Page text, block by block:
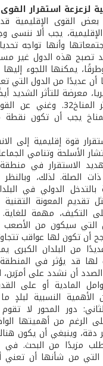
القوى الإقليمية
الإقليمية، يجب ألا
وأنها تواجه
تصبح هذه الدول غير
يمكنها اللجوء
أن عديدًا من الدول التي
معرضة للتأثر الشديد
مختلفة، بسبب تغيّر
يجب أن تكون
قوة إقليمية إلى
الأسلحة وتنامي
الاستقرار في منطقة
الصلة. لذلك، وبالنظر
بالتدخل الدولي في
تقديم المعونة
التكيف، مهمة للغاية.
التي سيكون من الأصعب
أن تكون لها عواقب
من البلدان الكبرى
قد يؤثر في المنطقة
أن نشدد على أمرَين،
المادية أو على
النسبية لبلدٍ
دور المحور لا
على الرغم من أهميتها
دقة، وينبغي أن يكون
مزيدًا من البحث.
التي من شأنها أن